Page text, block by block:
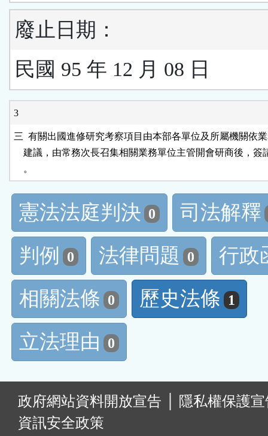
廢止日期：
民國 95 年 12 月 08 日
3
三  有關出國進修研究考察項目由本部各單位及所屬機關依
建議，由常務次長召集相關業務單位主管開會研商後，簽
    。
憲法法庭判決 0
司法解釋
判例
0 法律問題 0
行政
相關法條 0 歷史法條 1
立法理由 0
政府網站資料開放宣告
隱私權保護
資訊安全政策